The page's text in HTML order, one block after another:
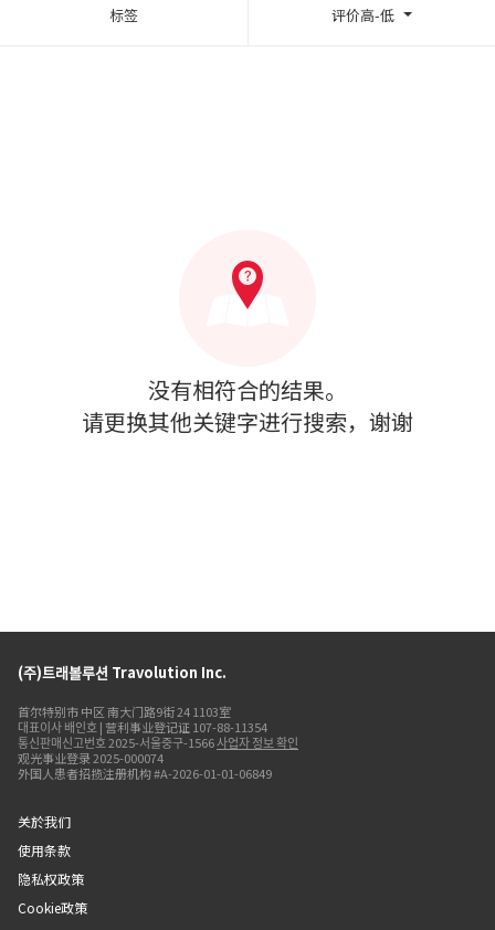
标签 评价高-低
没有相符合的结果。
请更换其他关键字进行搜索，谢谢
(주)트래볼루션 Travolution Inc.
首尔特别市 中区 南大门路9街 24 1103室
대표이사 배인호 | 营利事业登记证 107-88-11354
통신판매신고번호 2025-서울중구-1566사업자 정보 확인
观光事业登录 2025-000074
外国人患者招揽注册机构 #A-2026-01-01-06849
关於我们
使用条款
隐私权政策
Cookie政策